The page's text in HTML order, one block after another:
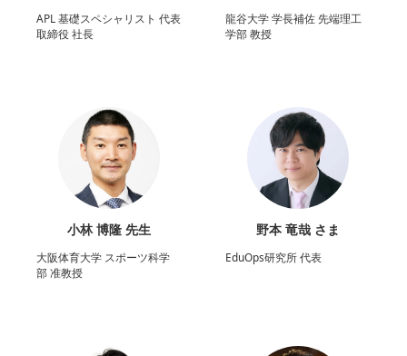
APL 基礎スペシャリスト 代表
取締役 社長
龍谷大学 学長補佐 先端理工
学部 教授
小林 博隆 先生
大阪体育大学 スポーツ科学
部 准教授
野本 竜哉 さま
EduOps研究所 代表